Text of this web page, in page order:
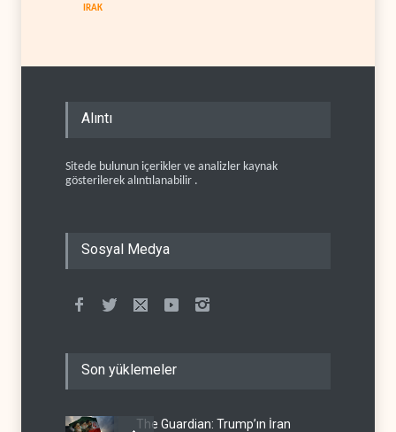
IRAK
Alıntı
Sitede bulunun içerikler ve analizler kaynak
gösterilerek alıntılanabilir .
Sosyal Medya
Son yüklemeler
The Guardian: Trump’ın İran